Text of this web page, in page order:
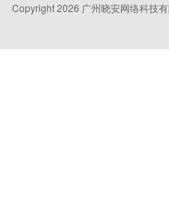
Copyright2026 广州晓安网络科技